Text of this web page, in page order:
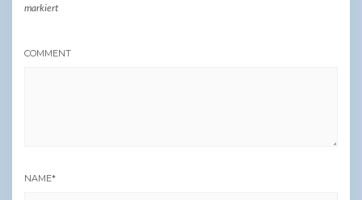
markiert
COMMENT
NAME*